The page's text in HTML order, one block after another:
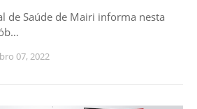
de Saúde de Mairi informa nesta
07, 2022